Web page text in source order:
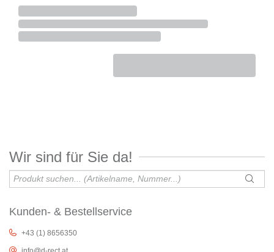
Wir sind für Sie da!
Kunden- & Bestellservice
+43 (1) 8656350